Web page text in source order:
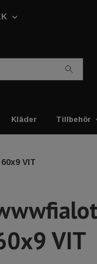
Kläder Tillbehör
VIT
VIT